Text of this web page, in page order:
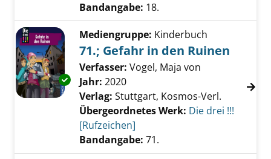
Bandangabe: 18.
Exemplar-Details von 71.; Gefahr in den
Mediengruppe: Kinderbuch
71.; Gefahr in den Ruinen
Verfasser: Vogel, Maja von
Jahr: 2020
Verlag: Stuttgart, Kosmos-Verl.
Übergeordnetes Werk: Die drei !!!
[Rufzeichen]
Bandangabe: 71.